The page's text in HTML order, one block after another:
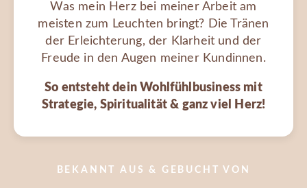
Was mein Herz bei meiner Arbeit am
meisten zum Leuchten bringt? Die Tränen
der Erleichterung, der Klarheit und der
Freude in den Augen meiner Kundinnen.
So entsteht dein Wohlfühlbusiness mit
Strategie, Spiritualität & ganz viel Herz!
BEKANNT AUS & GEBUCHT VON